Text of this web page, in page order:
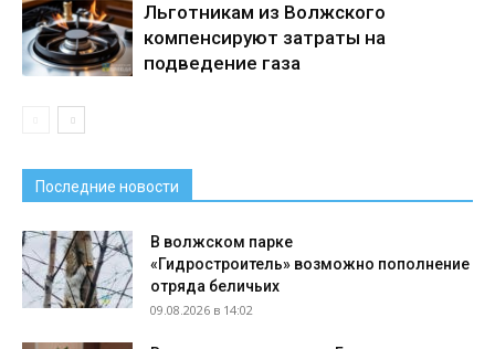
Льготникам из Волжского
компенсируют затраты на
подведение газа
Последние новости
В волжском парке
«Гидростроитель» возможно пополнение
отряда беличьих
09.08.2026 в 14:02